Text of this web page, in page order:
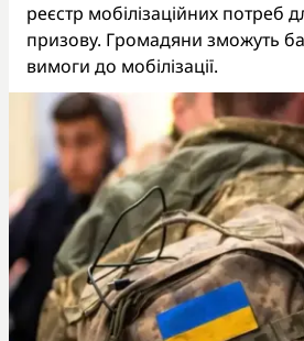
реєстр мобілізаційних потреб
призову. Громадяни зможуть
вимоги до мобілізації.